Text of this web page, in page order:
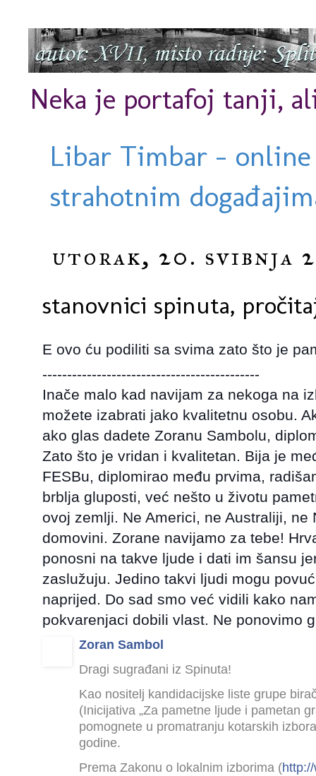
Neka je portafoj tanji,
Libar Timbar -
strahotnim
utorak, 20. svibnja
stanovnici spinuta,
E ovo ću podiliti sa svima zato što je
--------------------------------------------
Inače malo kad navijam za nekoga na
možete izabrati jako kvalitetnu osobu.
ako glas dadete Zoranu Sambolu,
Zato što je vridan i kvalitetan. Bija je
FESBu, diplomirao među prvima,
brblja gluposti, već nešto u životu
ovoj zemlji. Ne Americi, ne Australiji, ne
domovini. Zorane navijamo za tebe!
ponosni na takve ljude i dati im šansu
zaslužuju. Jedino takvi ljudi mogu
naprijed. Do sad smo već vidili kako
pokvarenjaci dobili vlast. Ne ponovimo
Zoran Sambol
Dragi sugrađani iz Spinuta!
Kao nositelj kandidacijske liste grupe
(Inicijativa „Za pametne ljude i pametan
pomognete u promatranju kotarskih
godine.
Prema Zakonu o lokalnim izborima (